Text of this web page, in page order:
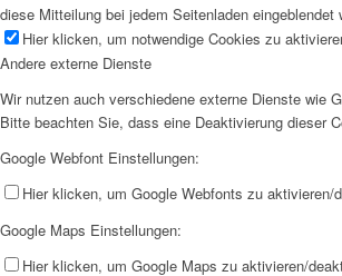
diese Mitteilung bei jedem Seitenladen eingeblendet
Hier klicken, um notwendige Cookies zu
Andere externe Dienste
Wir nutzen auch verschiedene externe Dienste wie
Bitte beachten Sie, dass eine Deaktivierung dieser
Google Webfont Einstellungen:
Hier klicken, um Google Webfonts zu aktivieren/
Google Maps Einstellungen:
Hier klicken, um Google Maps zu aktivieren/